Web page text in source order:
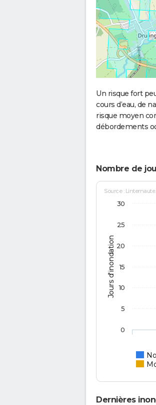
Un risque fort
cours d’eau, de
risque moyen
débordements
Nombre de
Jours d'inondation
Source :
0
5
10
15
20
25
30
Dernières